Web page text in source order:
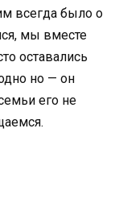
всегда было о
мы вместе
оставались
но — он
его не